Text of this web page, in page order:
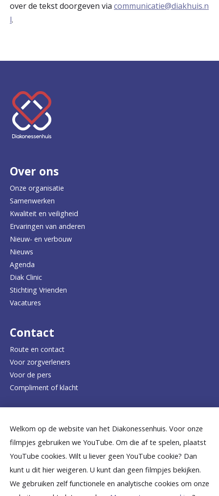
over de tekst doorgeven via communicatie@diakhuis.n
l.
Welkom op de website van het Diakonessenhuis. Voor onze
filmpjes gebruiken we YouTube. Om die af te spelen, plaatst
YouTube cookies. Wilt u liever geen YouTube cookie? Dan
kunt u dit hier weigeren. U kunt dan geen filmpjes bekijken.
We gebruiken zelf functionele en analytische cookies om onze
K
e
e
t
e
r
u
g
n
a
a
d
e
h
p
a
g
e
Over ons
Onze organisatie
Samenwerken
Kwaliteit en veiligheid
Ervaringen van anderen
Nieuw- en verbouw
Nieuws
Agenda
Diak Clinic
Stichting Vrienden
Vacatures
Contact
Route en contact
Voor zorgverleners
Voor de pers
Compliment of klacht
Dicht bij jou
B
e
k
B
e
k
B
e
k
B
e
k
B
e
k